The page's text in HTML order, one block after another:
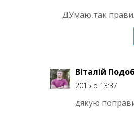
ДУмаю,так
Віталій
2015 о 13:37
дякую